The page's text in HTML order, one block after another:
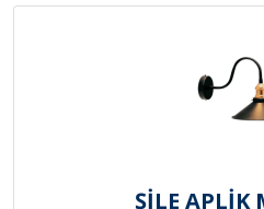
ŞİLE APLİK